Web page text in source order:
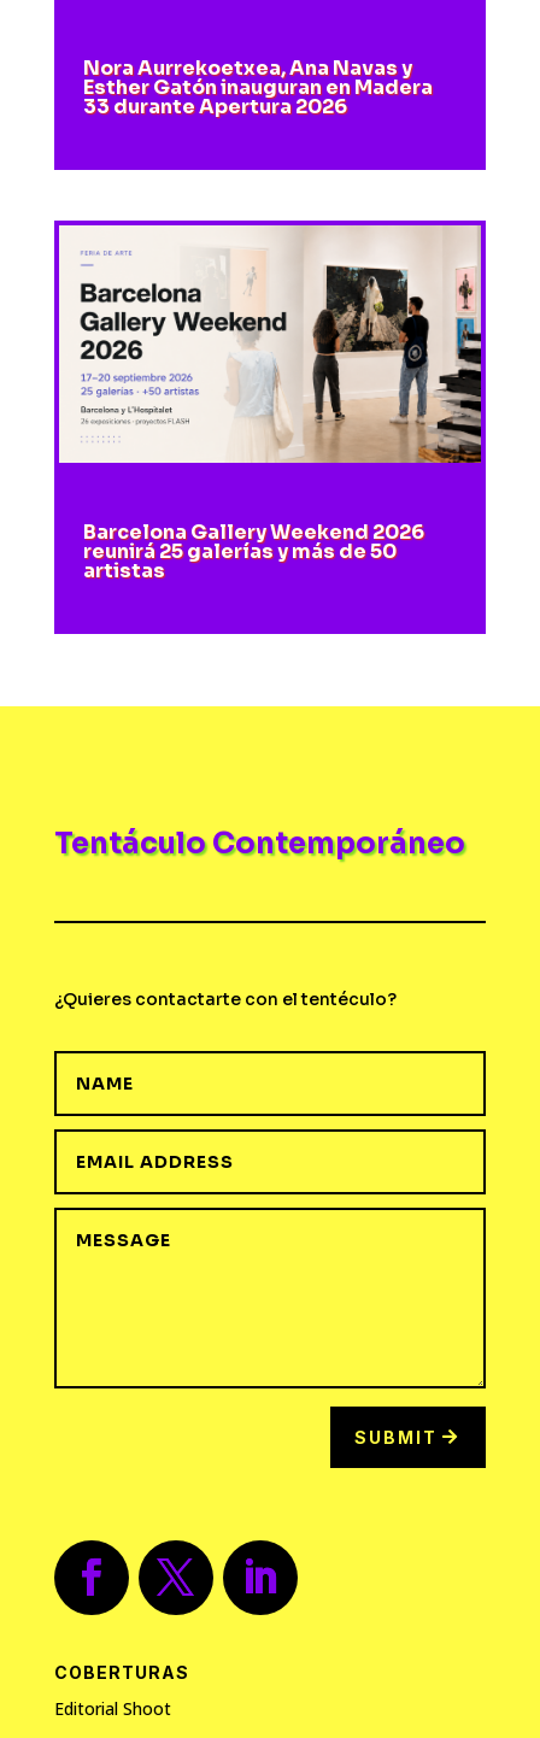
Nora Aurrekoetxea, Ana Navas y
Esther Gatón inauguran en Madera
33 durante Apertura 2026
Barcelona Gallery Weekend 2026
reunirá 25 galerías y más de 50
artistas
Tentáculo Contemporáneo
¿Quieres contactarte con el tentéculo?
SUBMIT
COBERTURAS
Editorial Shoot